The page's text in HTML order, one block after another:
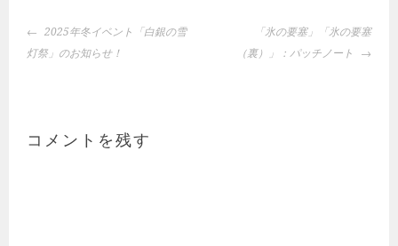
投
稿
ー
2025年冬イベント「白銀の雪
灯祭」のお知らせ！
「氷の要塞」「氷の要塞
（裏）」：パッチノート
コメントを残す